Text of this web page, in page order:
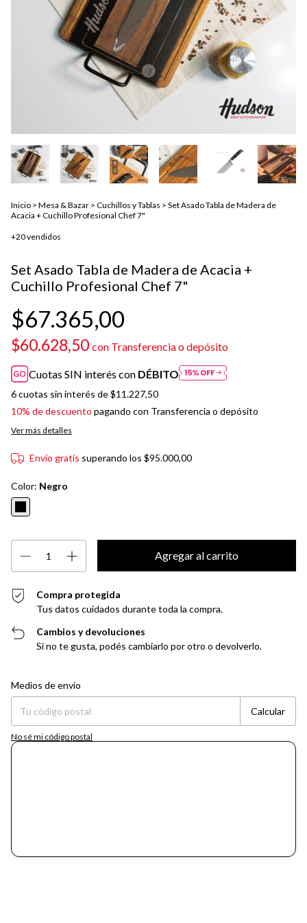
Inicio > Mesa & Bazar > Cuchillos y Tablas > Set Asado Tabla de Madera de
Acacia + Cuchillo Profesional Chef 7"
+20 vendidos
Set Asado Tabla de Madera de Acacia +
Cuchillo Profesional Chef 7"
$67.365,00
$60.628,50 con Transferencia o depósito
Cuotas SIN interés con DÉBITO
6cuotas sin interés de$11.227,50
10% de descuento pagando con Transferencia o depósito
Ver más detalles
Envío gratis superando los $95.000,00
Color: Negro
Compra protegida
Tus datos cuidados durante toda la compra.
Cambios y devoluciones
Si no te gusta, podés cambiarlo por otro o devolverlo.
Entregas para el CP:
Medios de envío
Calcular
No sé mi código postal